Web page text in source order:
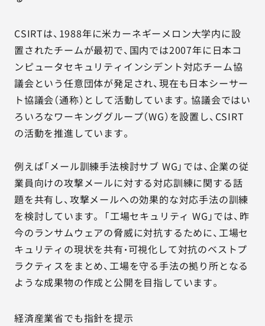
CSIRTは、1988年に米カーネギーメロン大学内に設
置されたチームが最初で、国内では2007年に日本コ
ンピュータセキュリティインシデント対応チーム協
議会という任意団体が発足され、現在も日本シーサー
ト協議会（通称）として活動しています。協議会ではい
ろいろなワーキンググループ（WG）を設置し、CSIRT
の活動を推進しています。
例えば「メール訓練手法検討サブ WG」では、企業の従
業員向けの攻撃メールに対する対応訓練に関する話
題を共有し、攻撃メールへの効果的な対応手法の訓練
を検討しています。 「工場セキュリティ WG」では、昨
今のランサムウェアの脅威に対抗するために、工場セ
キュリティの現状を共有・可視化して対抗のベストプ
ラクティスをまとめ、工場を守る手法の拠り所となる
ような成果物の作成と公開を目指しています。
経済産業省でも指針を提示